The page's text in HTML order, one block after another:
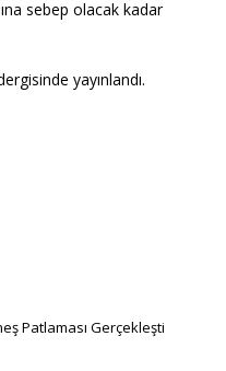
sebep olacak kadar
yayınlandı.
Patlaması Gerçekleşti